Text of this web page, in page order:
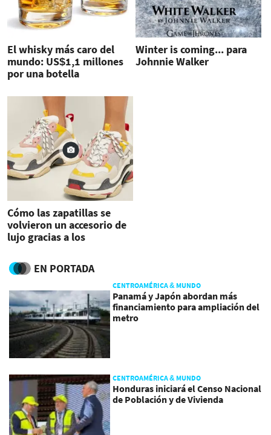
El whisky más caro del
mundo: US$1,1 millones
por una botella
Winter is coming... para
Johnnie Walker
Cómo las zapatillas se
volvieron un accesorio de
lujo gracias a los
EN PORTADA
CENTROAMÉRICA & MUNDO
Panamá y Japón abordan más
financiamiento para ampliación del
metro
CENTROAMÉRICA & MUNDO
Honduras iniciará el Censo Nacional
de Población y de Vivienda